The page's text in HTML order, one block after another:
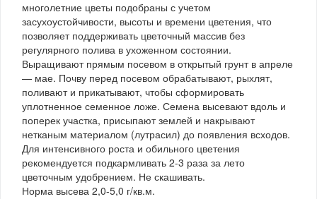
многолетние цветы подобраны с учетом
засухоустойчивости, высоты и времени цветения, что
позволяет поддерживать цветочный массив без
регулярного полива в ухоженном состоянии.
Выращивают прямым посевом в открытый грунт в апреле
— мае. Почву перед посевом обрабатывают, рыхлят,
поливают и прикатывают, чтобы сформировать
уплотненное семенное ложе. Семена высевают вдоль и
поперек участка, присыпают землей и накрывают
нетканым материалом (лутрасил) до появления всходов.
Для интенсивного роста и обильного цветения
рекомендуется подкармливать 2-3 раза за лето
цветочным удобрением. Не скашивать.
Норма высева 2,0-5,0 г/кв.м.